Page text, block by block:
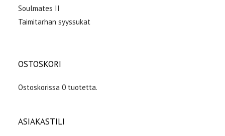
Soulmates II
Taimitarhan syyssukat
OSTOSKORI
Ostoskorissa 0 tuotetta.
ASIAKASTILI